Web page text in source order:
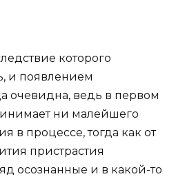
которого
и появлением
очевидна, ведь в первом
ни малейшего
в процессе, тогда как от
пристрастия
осознанные и в какой-то